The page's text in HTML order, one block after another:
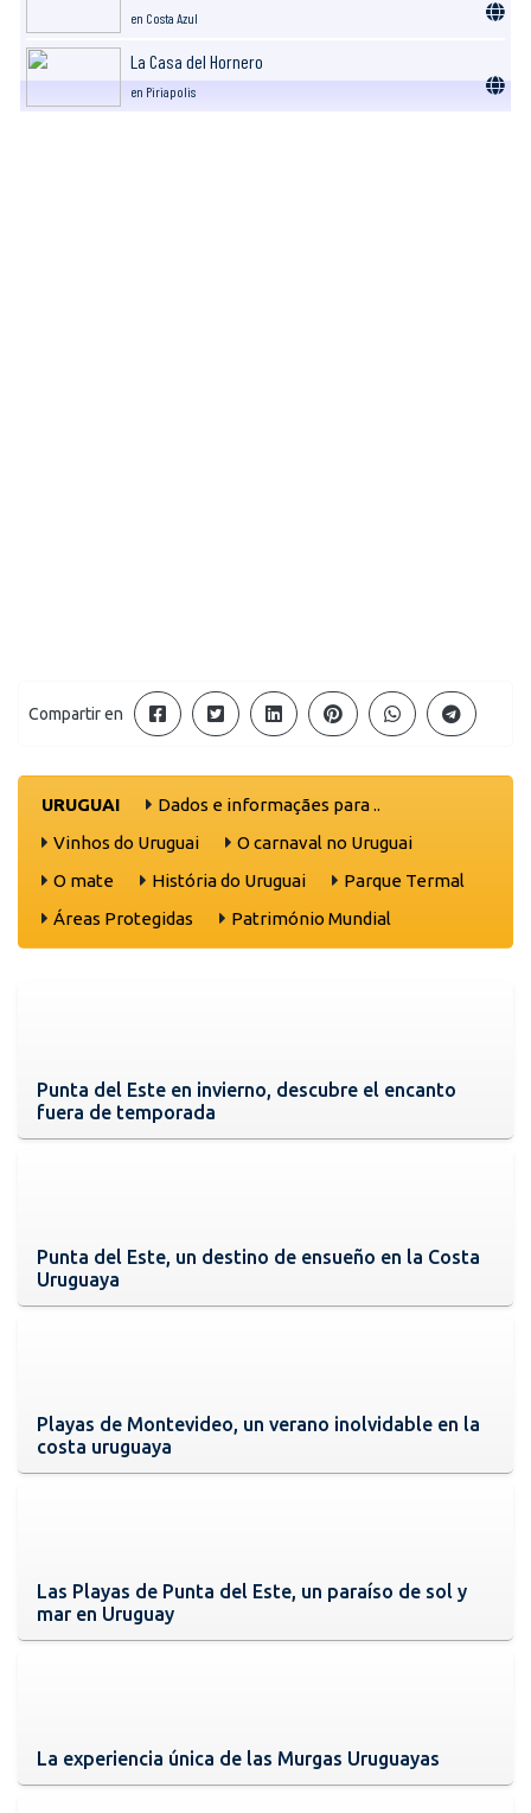
en Costa Azul
La Casa del Hornero
en Piriapolis
Compartir en
URUGUAI
Dados e informaçães para ..
Vinhos do Uruguai
O carnaval no Uruguai
O mate
História do Uruguai
Parque Termal
Áreas Protegidas
Património Mundial
Punta del Este en invierno, descubre el encanto
fuera de temporada
Punta del Este, un destino de ensueño en la Costa
Uruguaya
Playas de Montevideo, un verano inolvidable en la
costa uruguaya
Las Playas de Punta del Este, un paraíso de sol y
mar en Uruguay
La experiencia única de las Murgas Uruguayas